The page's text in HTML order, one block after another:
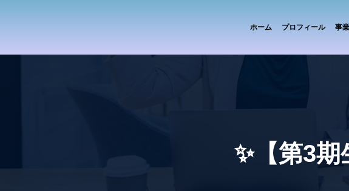
ホーム プロフィール 事
✨【第3